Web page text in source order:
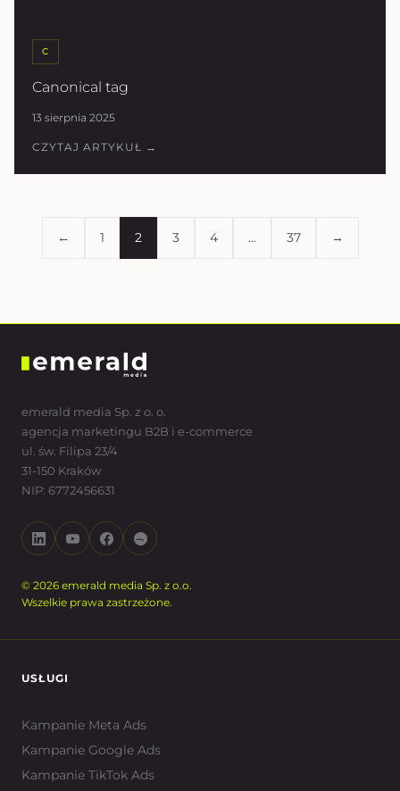
C
Canonical tag
13 sierpnia 2025
CZYTAJ ARTYKUŁ →
← 1 2 3 4 … 37 →
emerald media Sp. z o. o.
agencja marketingu B2B i e-commerce
ul. św. Filipa 23/4
31-150 Kraków
NIP: 6772456631
© 2026 emerald media Sp. z o.o.
Wszelkie prawa zastrzeżone.
USŁUGI
Kampanie Meta Ads
Kampanie Google Ads
Kampanie TikTok Ads